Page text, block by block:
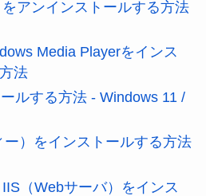
アンインストールする方法
Media Playerをインス
法
ルする方法 - Windows 11 /
）をインストールする方法
（Webサーバ）をインス